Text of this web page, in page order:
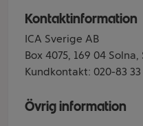
Kontaktinformation
ICA Sverige AB
Box 4075, 169 04
Kundkontakt: 020-83
Övrig information